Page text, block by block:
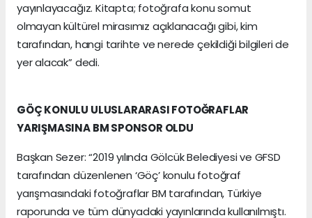
yayınlayacağız. Kitapta; fotoğrafa konu somut
olmayan kültürel mirasımız açıklanacağı gibi, kim
tarafından, hangi tarihte ve nerede çekildiği bilgileri de
yer alacak” dedi.
GÖÇ KONULU ULUSLARARASI FOTOĞRAFLAR
YARIŞMASINA BM SPONSOR OLDU
Başkan Sezer: “2019 yılında Gölcük Belediyesi ve GFSD
tarafından düzenlenen ‘Göç’ konulu fotoğraf
yarışmasındaki fotoğraflar BM tarafından, Türkiye
raporunda ve tüm dünyadaki yayınlarında kullanılmıştı.